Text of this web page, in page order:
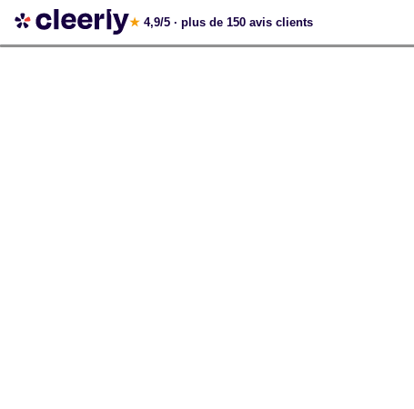
Votre simulation gratuite et personnalisée
★ 4,9/5 · plus de 150 avis clients